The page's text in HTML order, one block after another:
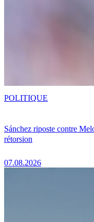
Sánchez riposte contre
rétorsion
07.08.2026
POLITIQUE